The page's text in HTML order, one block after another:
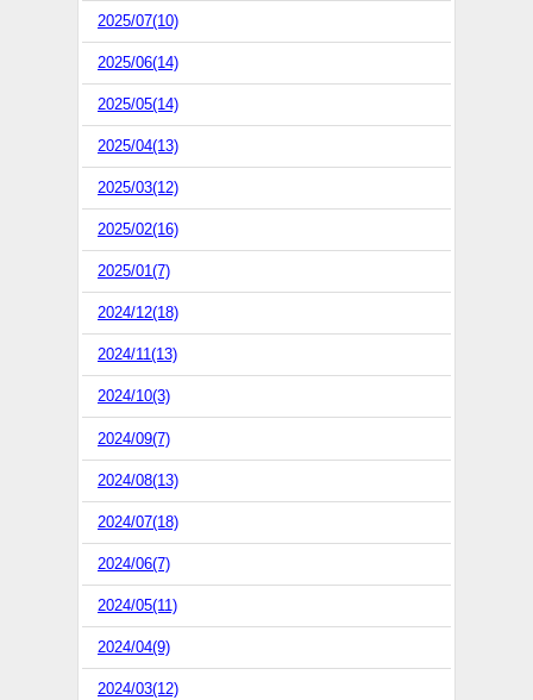
2025/07(10)
2025/06(14)
2025/05(14)
2025/04(13)
2025/03(12)
2025/02(16)
2025/01(7)
2024/12(18)
2024/11(13)
2024/10(3)
2024/09(7)
2024/08(13)
2024/07(18)
2024/06(7)
2024/05(11)
2024/04(9)
2024/03(12)